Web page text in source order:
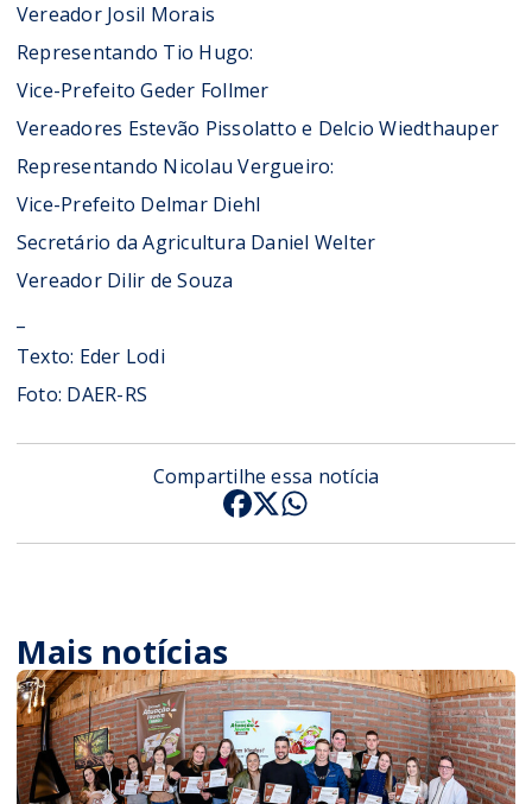
Vereador Josil Morais
Representando Tio Hugo:
Vice-Prefeito Geder Follmer
Vereadores Estevão Pissolatto e Delcio Wiedthauper
Representando Nicolau Vergueiro:
Vice-Prefeito Delmar Diehl
Secretário da Agricultura Daniel Welter
Vereador Dilir de Souza
Texto: Eder Lodi
Foto: DAER-RS
Compartilhe essa notícia
Mais notícias